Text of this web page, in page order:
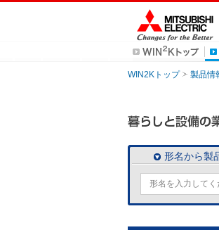
WIN2Kトップ 製品情
形名から製